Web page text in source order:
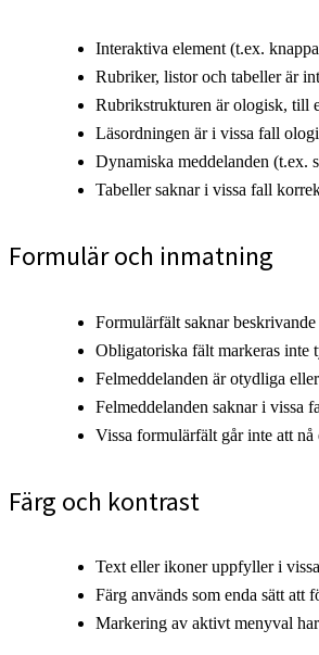
Interaktiva element (t.ex.
Rubriker, listor och tabeller är
Rubrikstrukturen är ologisk, till
Läsordningen är i vissa fall
Dynamiska meddelanden (t.ex.
Tabeller saknar i vissa fall
Formulär och inmatning
Formulärfält saknar beskrivande
Obligatoriska fält markeras inte
Felmeddelanden är otydliga
Felmeddelanden saknar i vissa
Vissa formulärfält går inte att
Färg och kontrast
Text eller ikoner uppfyller i
Färg används som enda sätt
Markering av aktivt menyval